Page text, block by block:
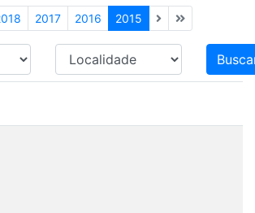
2017 2016 2015